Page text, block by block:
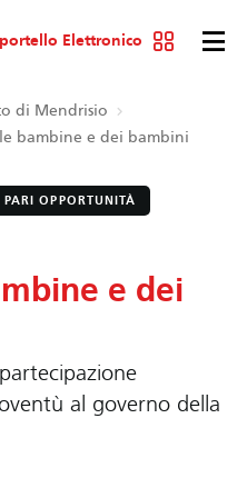
Elettronico
di Mendrisio
bambine e dei bambini
OPPORTUNITÀ
e dei
al governo della